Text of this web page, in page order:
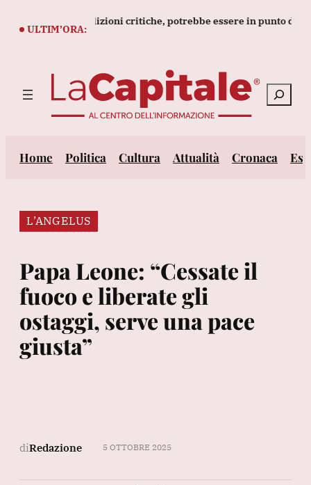
ULTIM’ORA:
in condizioni critiche, potrebbe essere in punto di
Cerca
Home Politica Cultura Attualità Cronaca
L’ANGELUS
Papa Leone: “Cessate il
fuoco e liberate gli
ostaggi, serve una pace
giusta”
diRedazione 5 OTTOBRE 2025